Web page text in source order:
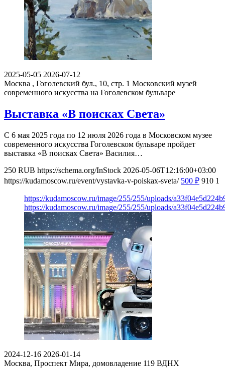
2025-05-05 2026-07-12
Москва , Гоголевский бул., 10, стр. 1 Московский музей
современного искусства на Гоголевском бульваре
Выставка «В поисках Света»
С 6 мая 2025 года по 12 июля 2026 года в Московском музее
современного искусства Гоголевском бульваре пройдет
выставка «В поисках Света» Василия…
250 RUB https://schema.org/InStock 2026-05-06T12:16:00+03:00
https://kudamoscow.ru/event/vystavka-v-poiskax-sveta/ 500 ₽ 910 1
https://kudamoscow.ru/image/255/255/uploads/
https://kudamoscow.ru/image/255/255/uploads/
2024-12-16 2026-01-14
Москва, Проспект Мира, домовладение 119 ВДНХ